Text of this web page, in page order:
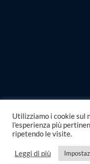
Utilizziamo i cookie sul
l'esperienza più
ripetendo le visite.
Leggi di più